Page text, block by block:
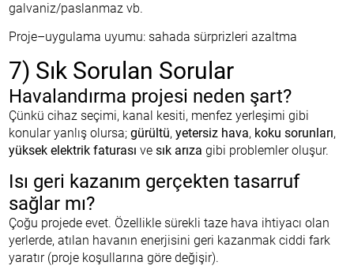
galvaniz/paslanmaz vb.
Proje–uygulama uyumu: sahada sürprizleri azaltma
7) Sık Sorulan Sorular
Havalandırma projesi neden şart?
Çünkü cihaz seçimi, kanal kesiti, menfez yerleşimi gibi
konular yanlış olursa; gürültü, yetersiz hava, koku sorunları,
yüksek elektrik faturası ve sık arıza gibi problemler oluşur.
Isı geri kazanım gerçekten tasarruf
sağlar mı?
Çoğu projede evet. Özellikle sürekli taze hava ihtiyacı olan
yerlerde, atılan havanın enerjisini geri kazanmak ciddi fark
yaratır (proje koşullarına göre değişir).